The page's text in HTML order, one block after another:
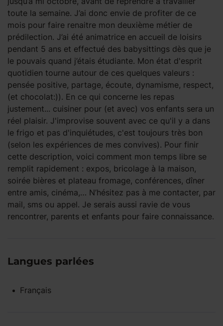
toute la semaine. J’ai donc envie de profiter de ce
mois pour faire renaitre mon deuxième métier de
prédilection. J’ai été animatrice en accueil de loisirs
pendant 5 ans et effectué des babysittings dès que je
le pouvais quand j’étais étudiante. Mon état d'esprit
quotidien tourne autour de ces quelques valeurs :
pensée positive, partage, écoute, dynamisme, respect,
(et chocolat:)). En ce qui concerne les repas
justement... cuisiner pour (et avec) vos enfants sera un
réel plaisir. J'improvise souvent avec ce qu'il y a dans
le frigo et pas d'inquiétudes, c'est toujours très bon
(selon les expériences de mes convives). Pour finir
cette description, voici comment mon temps libre se
remplit rapidement : expos, bricolage à la maison,
soirée bières et plateau fromage, conférences, dîner
entre amis, cinéma,… N’hésitez pas à me contacter, par
mail, sms ou appel. Je serais aussi ravie de vous
rencontrer, parents et enfants pour faire connaissance.
Langues parlées
Français